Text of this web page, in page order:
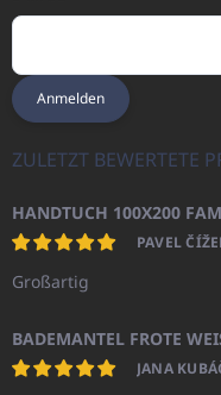
Anmelden
ZULETZT BEWERTETE
HANDTUCH 100X200
PAVEL
Großartig
BADEMANTEL FROTE
JANA